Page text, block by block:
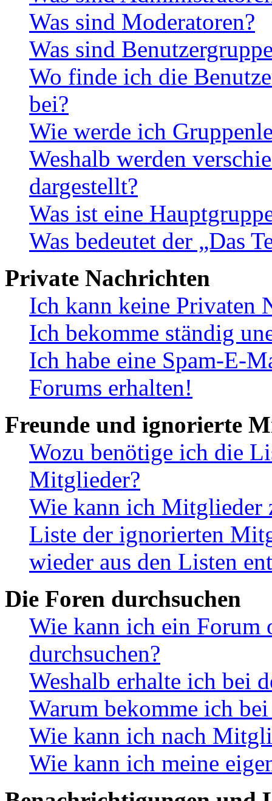
Was sind Moderatoren?
Was sind
Wo finde ich die
bei?
Wie werde ich
Weshalb werden
dargestellt?
Was ist eine
Was bedeutet der „Das
Private Nachrichten
Ich kann keine Privaten
Ich bekomme ständig
Ich habe eine Spam-E-
Forums erhalten!
Freunde und ignorierte
Wozu benötige ich die
Mitglieder?
Wie kann ich Mitglieder
Liste der ignorierten
wieder aus den Listen
Die Foren durchsuchen
Wie kann ich ein Forum
durchsuchen?
Weshalb erhalte ich bei
Warum bekomme ich
Wie kann ich nach
Wie kann ich meine